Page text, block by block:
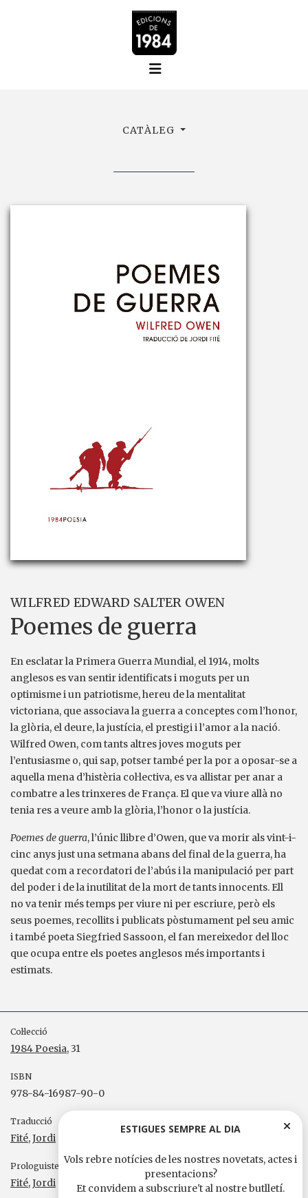
CATÀLEG
WILFRED EDWARD SALTER OWEN
Poemes de guerra
En esclatar la Primera Guerra Mundial, el 1914, molts
anglesos es van sentir identificats i moguts per un
optimisme i un patriotisme, hereu de la mentalitat
victoriana, que associava la guerra a conceptes com l’honor,
la glòria, el deure, la justícia, el prestigi i l’amor a la nació.
Wilfred Owen, com tants altres joves moguts per
l’entusiasme o, qui sap, potser també per la por a oposar-se a
aquella mena d’histèria col·lectiva, es va allistar per anar a
combatre a les trinxeres de França. El que va viure allà no
tenia res a veure amb la glòria, l’honor o la justícia.
Poemes de guerra, l’únic llibre d’Owen, que va morir als vint-i-
cinc anys just una setmana abans del final de la guerra, ha
quedat com a recordatori de l’abús i la manipulació per part
del poder i de la inutilitat de la mort de tants innocents. Ell
no va tenir més temps per viure ni per escriure, però els
seus poemes, recollits i publicats pòstumament pel seu amic
i també poeta Siegfried Sassoon, el fan mereixedor del lloc
que ocupa entre els poetes anglesos més importants i
estimats.
Col·lecció
1984 Poesia, 31
ISBN
978-84-16987-90-0
Traducció
Fité, Jordi
Prologuistes
Fité, Jordi
ESTIGUES SEMPRE AL DIA
Vols rebre notícies de les nostres novetats, actes i
presentacions?
Et convidem a subscriure't al nostre butlletí.